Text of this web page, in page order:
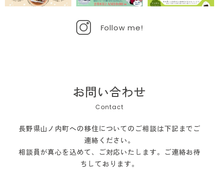
Follow me!
お問い合わせ
長野県山ノ内町への移住についてのご相談は下記までご
連絡ください。
相談員が真心を込めて、ご対応いたします。ご連絡お待
ちしております。